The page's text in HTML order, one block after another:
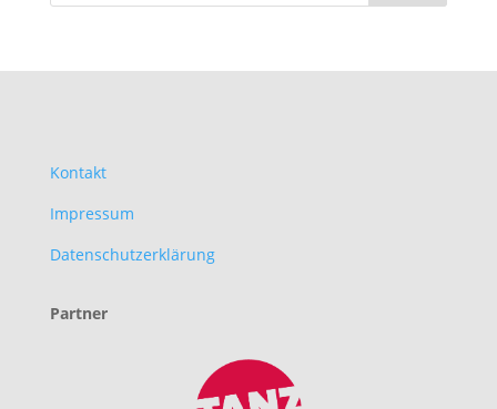
Kontakt
Impressum
Datenschutzerklärung
Partner